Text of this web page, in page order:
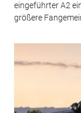
eingeführter A2
größere